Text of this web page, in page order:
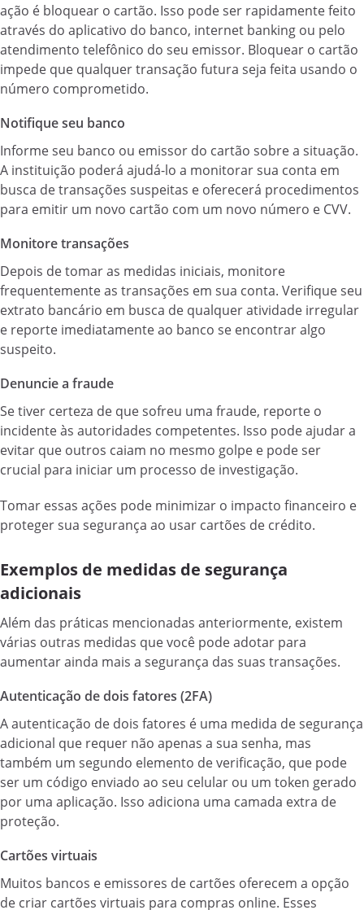
ação é bloquear o cartão. Isso pode ser rapidamente feito
através do aplicativo do banco, internet banking ou pelo
atendimento telefônico do seu emissor. Bloquear o cartão
impede que qualquer transação futura seja feita usando o
número comprometido.
Notifique seu banco
Informe seu banco ou emissor do cartão sobre a situação.
A instituição poderá ajudá-lo a monitorar sua conta em
busca de transações suspeitas e oferecerá procedimentos
para emitir um novo cartão com um novo número e CVV.
Monitore transações
Depois de tomar as medidas iniciais, monitore
frequentemente as transações em sua conta. Verifique seu
extrato bancário em busca de qualquer atividade irregular
e reporte imediatamente ao banco se encontrar algo
suspeito.
Denuncie a fraude
Se tiver certeza de que sofreu uma fraude, reporte o
incidente às autoridades competentes. Isso pode ajudar a
evitar que outros caiam no mesmo golpe e pode ser
crucial para iniciar um processo de investigação.
Tomar essas ações pode minimizar o impacto financeiro e
proteger sua segurança ao usar cartões de crédito.
Exemplos de medidas de segurança
adicionais
Além das práticas mencionadas anteriormente, existem
várias outras medidas que você pode adotar para
aumentar ainda mais a segurança das suas transações.
Autenticação de dois fatores (2FA)
A autenticação de dois fatores é uma medida de segurança
adicional que requer não apenas a sua senha, mas
também um segundo elemento de verificação, que pode
ser um código enviado ao seu celular ou um token gerado
por uma aplicação. Isso adiciona uma camada extra de
proteção.
Cartões virtuais
Muitos bancos e emissores de cartões oferecem a opção
de criar cartões virtuais para compras online. Esses